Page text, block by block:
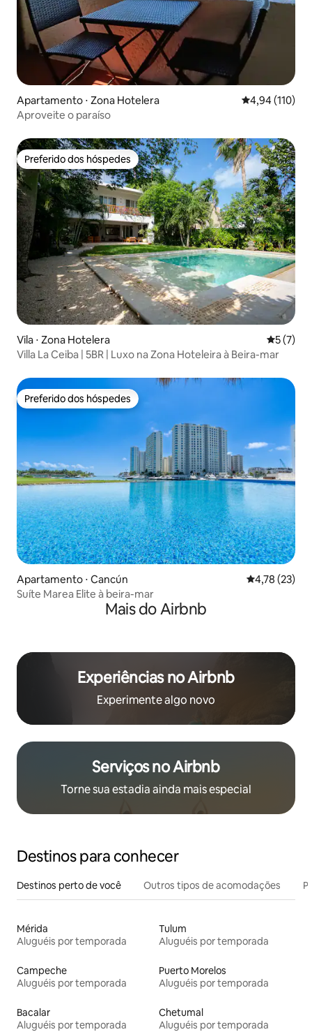
Apartamento ⋅ Zona Hotelera 4,94 de uma
4,94 (110)
Aproveite o paraíso
Preferido dos hóspedes
Preferido dos hóspedes
Vila ⋅ Zona Hotelera 5 de
5 (7)
Villa La Ceiba | 5BR | Luxo na Zona Hoteleira à Beira-mar
Preferido dos hóspedes
Preferido dos hóspedes
Apartamento ⋅ Cancún 4,78 de uma
4,78 (23)
Suíte Marea Elite à beira-mar
Mais do Airbnb
Experiências no Airbnb
Experimente algo novo
Serviços no Airbnb
Torne sua estadia ainda mais especial
Destinos para conhecer
Destinos perto de você Outros tipos de acomodações
Mérida
Aluguéis por temporada
Tulum
Aluguéis por temporada
Campeche
Aluguéis por temporada
Puerto Morelos
Aluguéis por temporada
Bacalar
Aluguéis por temporada
Chetumal
Aluguéis por temporada